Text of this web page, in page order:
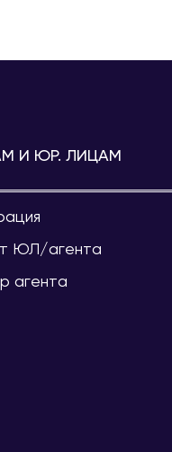
И ЮР. ЛИЦАМ
ЮЛ/агента
агента